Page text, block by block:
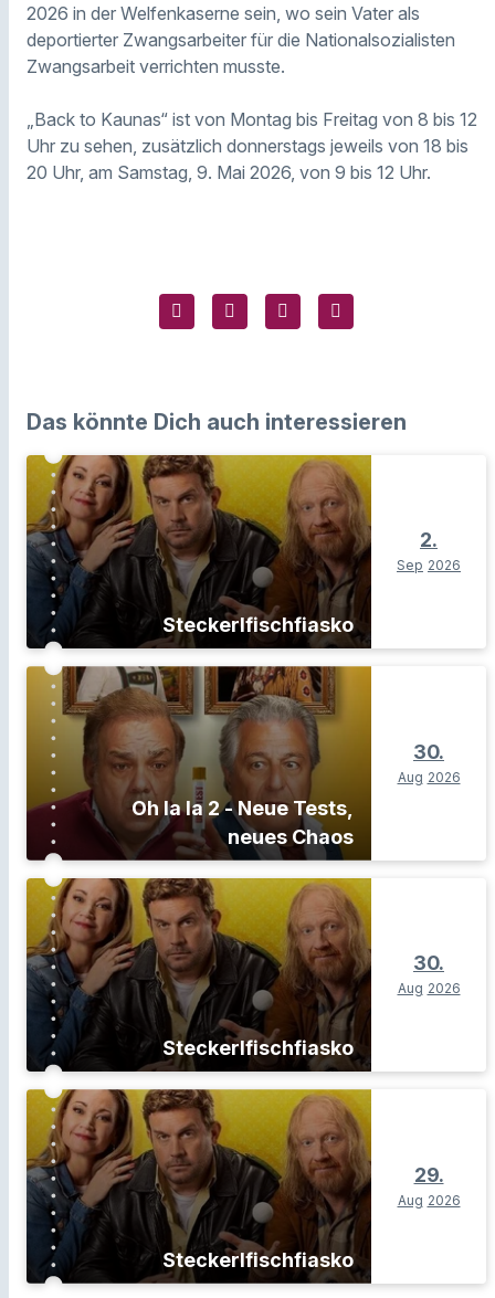
2026 in der Welfenkaserne sein, wo sein Vater als
deportierter Zwangsarbeiter für die Nationalsozialisten
Zwangsarbeit verrichten musste.
„Back to Kaunas“ ist von Montag bis Freitag von 8 bis 12
Uhr zu sehen, zusätzlich donnerstags jeweils von 18 bis
20 Uhr, am Samstag, 9. Mai 2026, von 9 bis 12 Uhr.
Das könnte Dich auch interessieren
Steckerlfischfiasko
2.
Sep 2026
Oh la la 2 - Neue Tests,
neues Chaos
30.
Aug 2026
Steckerlfischfiasko
30.
Aug 2026
Steckerlfischfiasko
29.
Aug 2026